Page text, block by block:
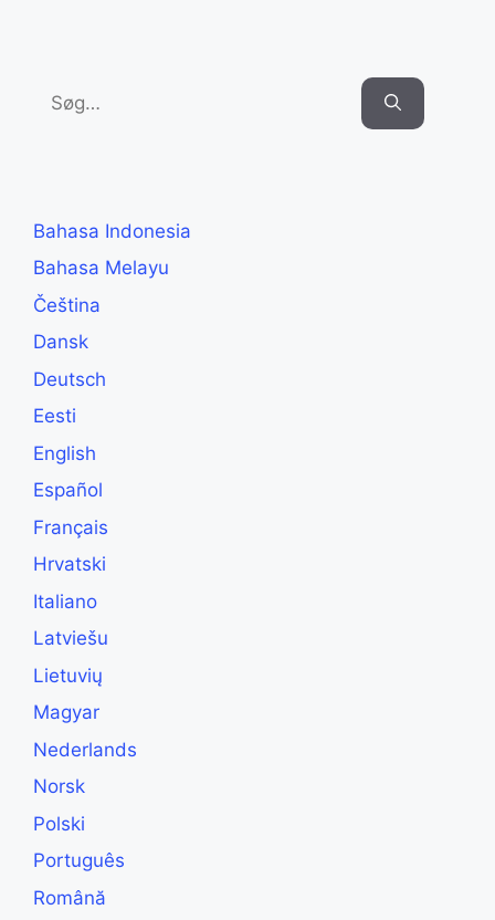
for:
Bahasa Indonesia
Bahasa Melayu
Čeština
Dansk
Deutsch
Eesti
English
Español
Français
Hrvatski
Italiano
Latviešu
Lietuvių
Magyar
Nederlands
Norsk
Polski
Português
Română